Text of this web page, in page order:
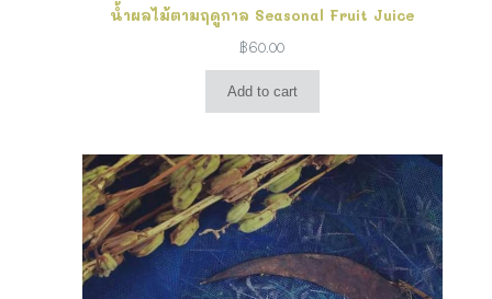
น้ำผลไม้ตามฤดูกาล Seasonal Fruit Juice
฿60.00
Add to cart